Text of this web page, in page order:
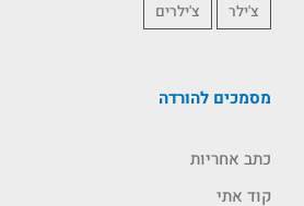
צ'ילר
צ'ילרים
מסמכים להורדה
כתב אחריות
קוד אתי